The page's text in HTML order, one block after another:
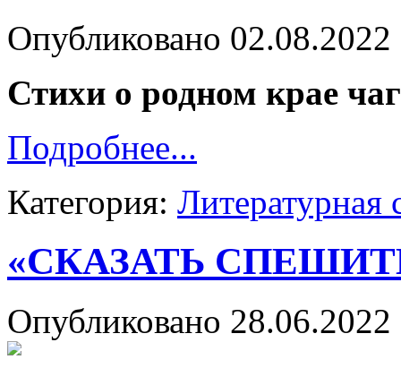
Опубликовано
Стихи о родном крае
Подробнее...
Категория: Литературная
«СКАЗАТЬ
Опубликовано